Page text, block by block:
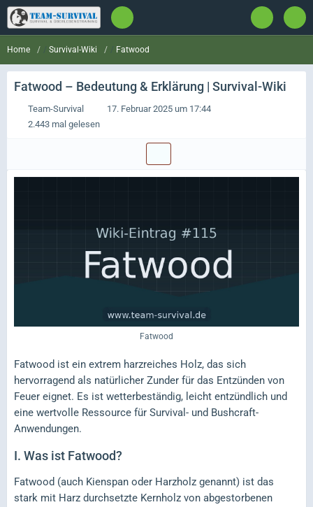
Home Survival-Wiki Fatwood
Fatwood – Bedeutung & Erklärung | Survival-Wiki
Team-Survival
17. Februar 2025 um 17:44
2.443 mal gelesen
Fatwood
Fatwood ist ein extrem harzreiches Holz, das sich
hervorragend als natürlicher Zunder für das Entzünden von
Feuer eignet. Es ist wetterbeständig, leicht entzündlich und
eine wertvolle Ressource für Survival- und Bushcraft-
Anwendungen.
I. Was ist Fatwood?
Fatwood (auch Kienspan oder Harzholz genannt) ist das
stark mit Harz durchsetzte Kernholz von abgestorbenen